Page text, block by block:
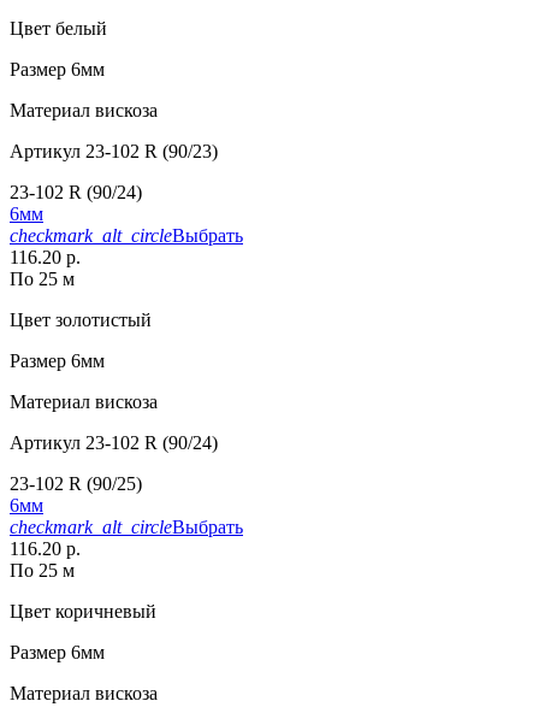
Цвет белый
Размер 6мм
Материал вискоза
Артикул 23-102 R (90/23)
23-102 R (90/24)
6мм
checkmark_alt_circleВыбрать
116.20 р.
По 25 м
Цвет золотистый
Размер 6мм
Материал вискоза
Артикул 23-102 R (90/24)
23-102 R (90/25)
6мм
checkmark_alt_circleВыбрать
116.20 р.
По 25 м
Цвет коричневый
Размер 6мм
Материал вискоза